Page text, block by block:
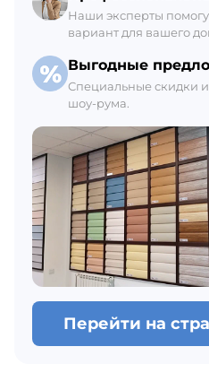
Наши эксперты
вариант для вашего
Выгодные
Специальные скидки
шоу-рума.
Перейти на